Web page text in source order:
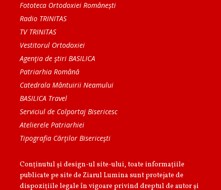
Fototeca Ortodoxiei Românești
Radio TRINITAS
TV TRINITAS
Vestitorul Ortodoxiei
Agenţia de ştiri BASILICA
Patriarhia Română
Catedrala Mântuirii Neamului
BASILICA Travel
Serviciul de Colportaj Bisericesc
Atelierele Patriarhiei
Tipografia Cărţilor Bisericeşti
Conținutul și design-ul site-ului, toate informaţiile
publicate pe site de Ziarul Lumina sunt protejate de
dispoziţiile legale în vigoare privind dreptul de autor şi